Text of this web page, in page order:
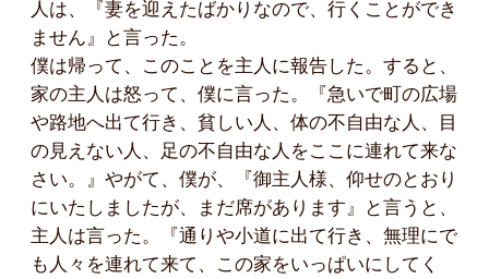
人は、『妻を迎えたばかりなので、行くことができ
ません』と言った。
僕は帰って、このことを主人に報告した。すると、
家の主人は怒って、僕に言った。『急いで町の広場
や路地へ出て行き、貧しい人、体の不自由な人、目
の見えない人、足の不自由な人をここに連れて来な
さい。』やがて、僕が、『御主人様、仰せのとおり
にいたしましたが、まだ席があります』と言うと、
主人は言った。『通りや小道に出て行き、無理にで
も人々を連れて来て、この家をいっぱいにしてく